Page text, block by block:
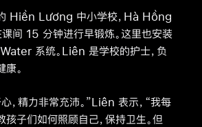
Hiền Lương 中小学校，Hà Hồng
间 15 分钟进行早锻炼。这里也安装
系统。Liên 是学校的护士，负
。
，精力非常充沛。”Liên 表示，“我每
孩子们如何照顾自己，保持卫生。但